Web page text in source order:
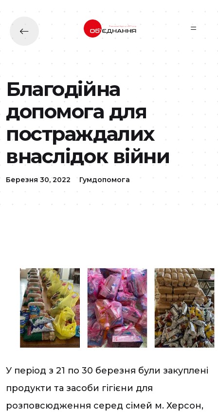
Перейти до основного вмісту
Благодійна
допомога для
постраждалих
внаслідок війни
Березня 30, 2022 Гумдопомога
У період з 21 по 30 березня були закуплені
продукти та засоби гігієни для
розповсюдження серед сімей м. Херсон,